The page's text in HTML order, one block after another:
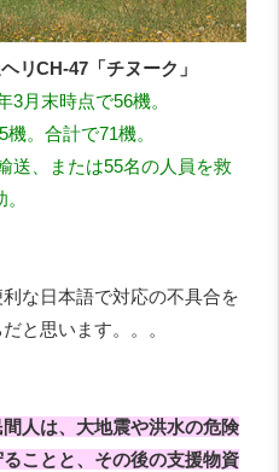
リCH-47「チヌーク」
3月末時点で56機。
。合計で71機。
送、または55名の人員を救
。
な日本語で対応の不具合を
と思います。。。
人は、大地震や洪水の危険
ことと、その後の支援物資